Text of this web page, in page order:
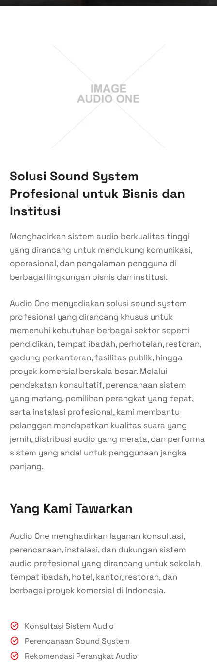
Solusi Sound System
Profesional untuk Bisnis dan
Institusi
Menghadirkan sistem audio berkualitas tinggi
yang dirancang untuk mendukung komunikasi,
operasional, dan pengalaman pengguna di
berbagai lingkungan bisnis dan institusi.
Audio One menyediakan solusi sound system
profesional yang dirancang khusus untuk
memenuhi kebutuhan berbagai sektor seperti
pendidikan, tempat ibadah, perhotelan, restoran,
gedung perkantoran, fasilitas publik, hingga
proyek komersial berskala besar. Melalui
pendekatan konsultatif, perencanaan sistem
yang matang, pemilihan perangkat yang tepat,
serta instalasi profesional, kami membantu
pelanggan mendapatkan kualitas suara yang
jernih, distribusi audio yang merata, dan performa
sistem yang andal untuk penggunaan jangka
panjang.
Yang Kami Tawarkan
Audio One menghadirkan layanan konsultasi,
perencanaan, instalasi, dan dukungan sistem
audio profesional yang dirancang untuk sekolah,
tempat ibadah, hotel, kantor, restoran, dan
berbagai proyek komersial di Indonesia.
Konsultasi Sistem Audio
Perencanaan Sound System
Rekomendasi Perangkat Audio